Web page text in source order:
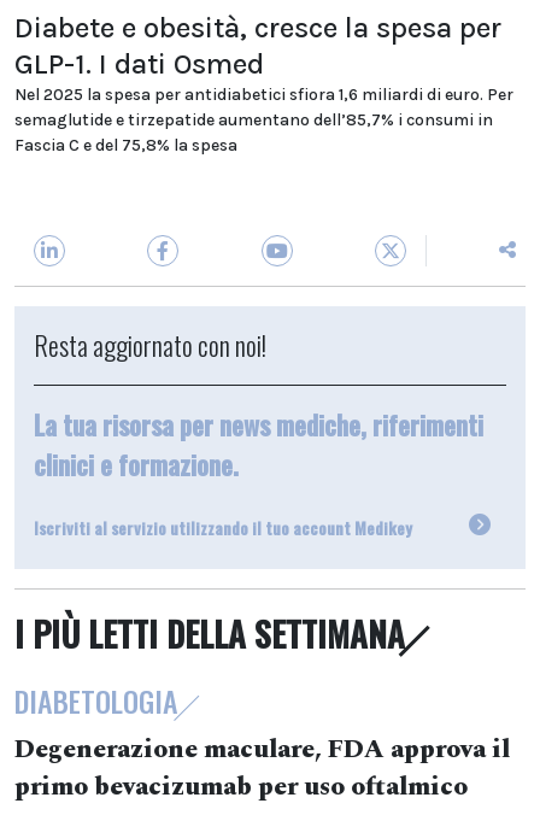
Diabete e obesità, cresce la spesa per
GLP-1. I dati Osmed
Nel 2025 la spesa per antidiabetici sfiora 1,6 miliardi di euro. Per
semaglutide e tirzepatide aumentano dell’85,7% i consumi in
Fascia C e del 75,8% la spesa
Resta aggiornato con noi!
La tua risorsa per news mediche, riferimenti
clinici e formazione.
Iscriviti al servizio utilizzando il tuo account Medikey
I PIÙ LETTI DELLA SETTIMANA
DIABETOLOGIA
Degenerazione maculare, FDA approva il
primo bevacizumab per uso oftalmico